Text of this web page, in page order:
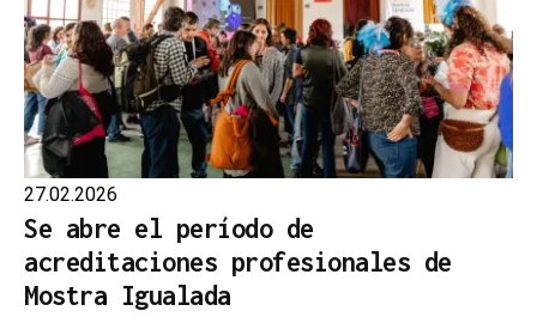
27.02.2026
Se abre el período de
acreditaciones profesionales de
Mostra Igualada